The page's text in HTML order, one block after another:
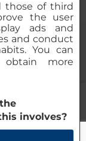
Santa Engracia,
those of third
the user
ads and
and conduct
You can
more
involves?